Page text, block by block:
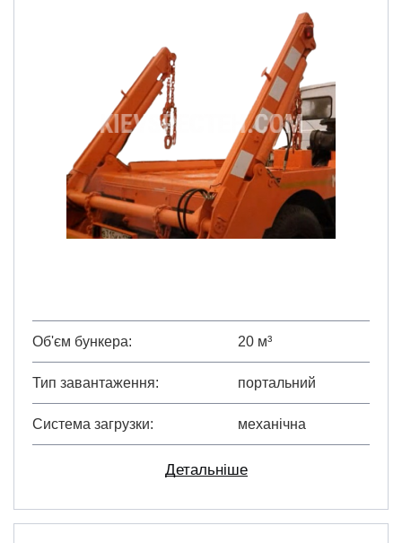
Об'єм бункера 20 м³
Тип завантаження портальний
Система загрузки механічна
Детальніше